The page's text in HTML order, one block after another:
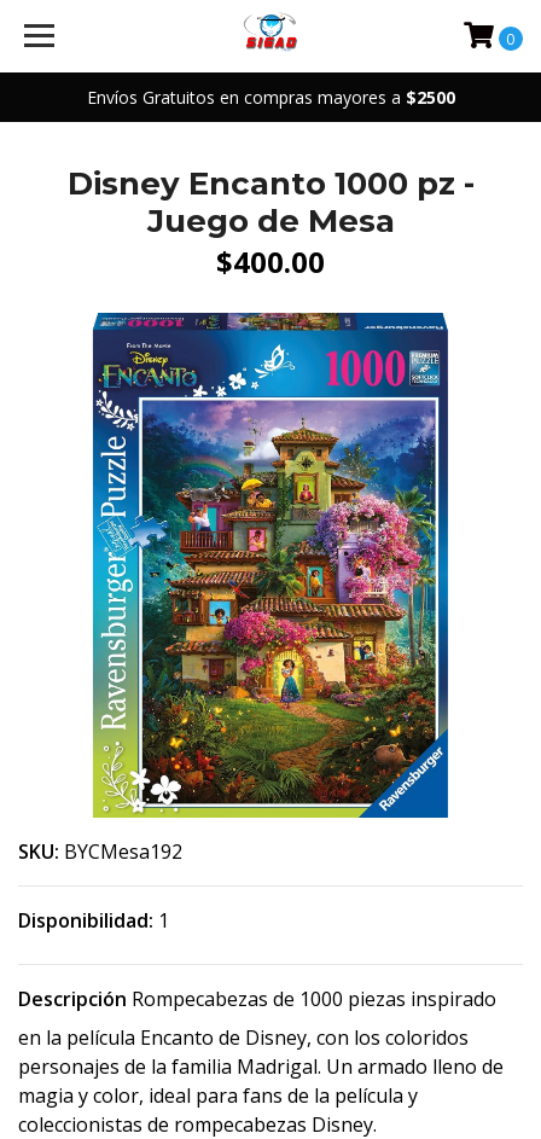
Envíos Gratuitos en compras mayores a $2500
0
Disney Encanto 1000 pz -
Juego de Mesa
$400.00
SKU: BYCMesa192
Disponibilidad: 1
Descripción Rompecabezas de 1000 piezas inspirado
en la película Encanto de Disney, con los coloridos
personajes de la familia Madrigal. Un armado lleno de
magia y color, ideal para fans de la película y
coleccionistas de rompecabezas Disney.